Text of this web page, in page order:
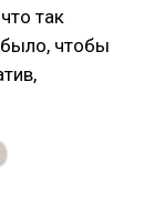
так
чтобы